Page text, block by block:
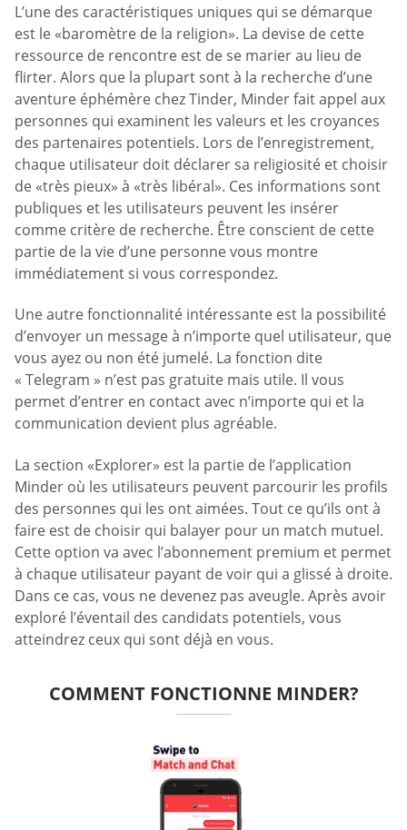
L’une des caractéristiques uniques qui se démarque
est le «baromètre de la religion». La devise de cette
ressource de rencontre est de se marier au lieu de
flirter. Alors que la plupart sont à la recherche d’une
aventure éphémère chez Tinder, Minder fait appel aux
personnes qui examinent les valeurs et les croyances
des partenaires potentiels. Lors de l’enregistrement,
chaque utilisateur doit déclarer sa religiosité et choisir
de «très pieux» à «très libéral». Ces informations sont
publiques et les utilisateurs peuvent les insérer
comme critère de recherche. Être conscient de cette
partie de la vie d’une personne vous montre
immédiatement si vous correspondez.
Une autre fonctionnalité intéressante est la possibilité
d’envoyer un message à n’importe quel utilisateur, que
vous ayez ou non été jumelé. La fonction dite
« Telegram » n’est pas gratuite mais utile. Il vous
permet d’entrer en contact avec n’importe qui et la
communication devient plus agréable.
La section «Explorer» est la partie de l’application
Minder où les utilisateurs peuvent parcourir les profils
des personnes qui les ont aimées. Tout ce qu’ils ont à
faire est de choisir qui balayer pour un match mutuel.
Cette option va avec l’abonnement premium et permet
à chaque utilisateur payant de voir qui a glissé à droite.
Dans ce cas, vous ne devenez pas aveugle. Après avoir
exploré l’éventail des candidats potentiels, vous
atteindrez ceux qui sont déjà en vous.
COMMENT FONCTIONNE MINDER?